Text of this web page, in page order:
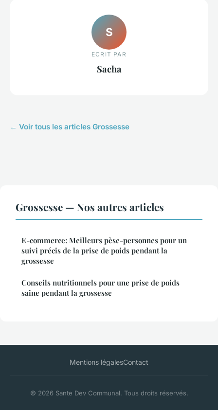
S
ECRIT PAR
Sacha
← Voir tous les articles Grossesse
Grossesse — Nos autres articles
E-commerce: Meilleurs pèse-personnes pour un
suivi précis de la prise de poids pendant la
grossesse
Conseils nutritionnels pour une prise de poids
saine pendant la grossesse
Mentions légalesContact
© 2026 Sante Dev Communal. Tous droits réservés.